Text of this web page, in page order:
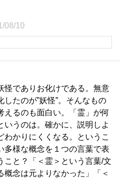
08/10
怪でありお化けである。無意
したのが”妖怪”。そんなもの
えるのも面白い。「霊」が何
いうのは。確かに、説明しよ
わかりにくくなる。というこ
多様な概念を１つの言葉で表
こと？「＜霊＞という言葉/文
概念は元よりなかった」「＜